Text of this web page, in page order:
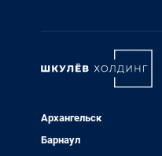
Архангельск
Барнаул